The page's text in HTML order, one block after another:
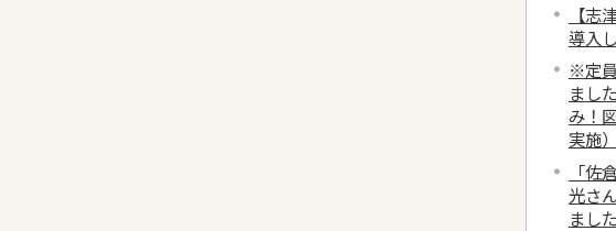
【志
導入
※定
まし
み！
実施
「佐
光さ
ました